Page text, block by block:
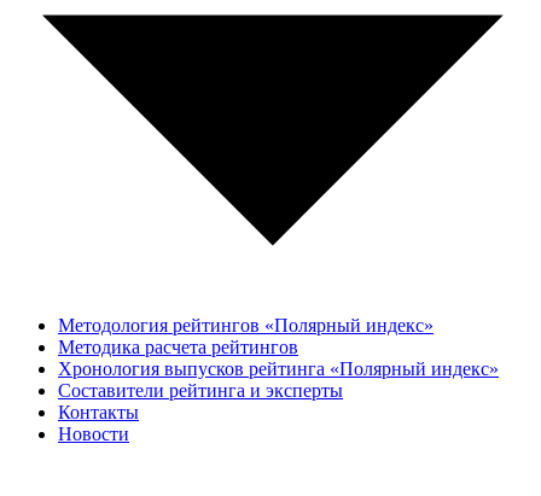
Методология рейтингов «Полярный индекс»
Методика расчета рейтингов
Хронология выпусков рейтинга «Полярный индекс»
Составители рейтинга и эксперты
Контакты
Новости